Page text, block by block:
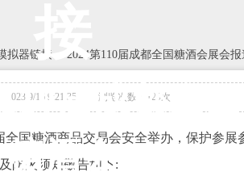
接
110届成都全国
糖酒会
拟器链接 2024第110届成都全国糖酒会展会报
9/16 9:21:35 浏览次数：129次
全国糖酒商品交易会安全举办，保护参
防火须知敬告如下: